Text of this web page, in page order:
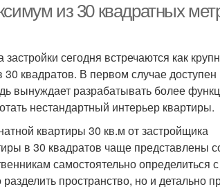
из 30 квадратных
застройки сегодня встречаются как
квадратов. В первом случае
вынуждает разрабатывать более
нестандартный интерьер квартиры.
квартиры 30 кв.м от застройщика
в 30 квадратов чаще представлены
самостоятельно
пространство, но и детально